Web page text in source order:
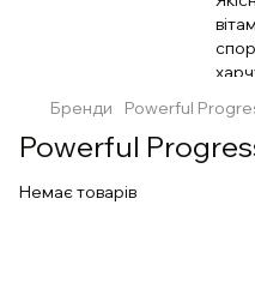
Бренди Powerful
Powerful
Немає товарів